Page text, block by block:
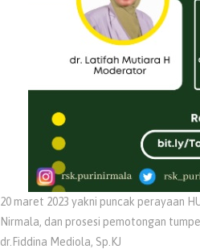
20 maret 2023 yakni puncak perayaan
Nirmala, dan prosesi pemotongan
dr.Fiddina Mediola, Sp.KJ